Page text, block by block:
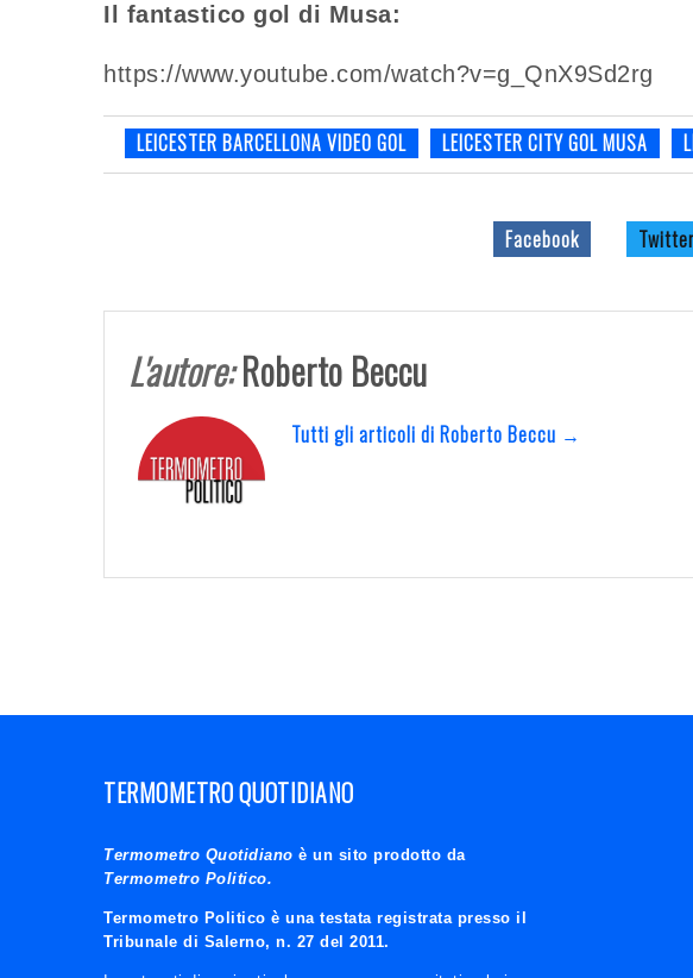
Il fantastico gol di Musa:
https://www.youtube.com/watch?v=g_QnX9Sd2rg
LEICESTER BARCELLONA VIDEO GOL LEICESTER CITY GOL MUSA
Facebook Twitter
L'autore:Roberto Beccu
Tutti gli articoli di Roberto Beccu →
TERMOMETRO QUOTIDIANO
Termometro Quotidiano è un sito prodotto da
Termometro Politico.
Termometro Politico è una testata registrata presso il
Tribunale di Salerno, n. 27 del 2011.